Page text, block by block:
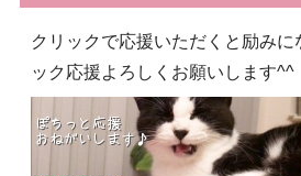
クリックで応援いただくと励みに
ック応援よろしくお願いします^^